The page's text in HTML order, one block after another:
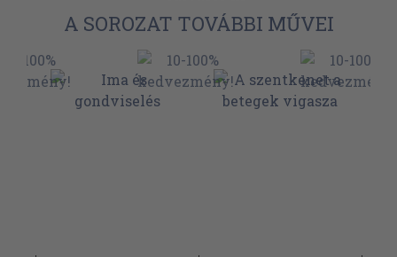
A SOROZAT TOVÁBBI MŰVEI